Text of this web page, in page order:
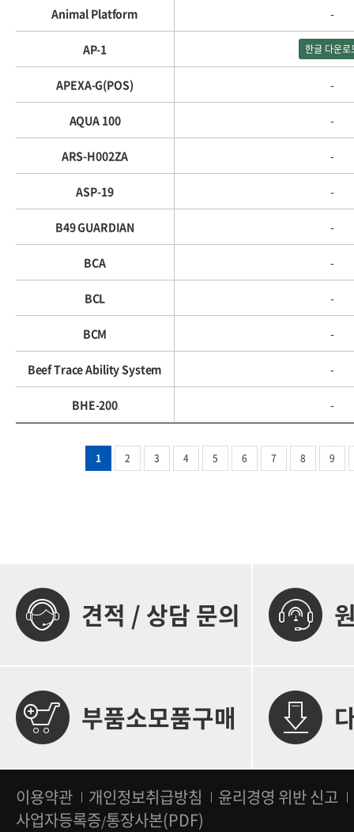
Animal Platform -
AP-1 한글 다운로
APEXA-G(POS) -
AQUA 100 -
ARS-H002ZA -
ASP-19 -
B49 GUARDIAN -
BCA -
BCL -
BCM -
Beef Trace Ability System -
BHE-200 -
1 2 3 4 5 6 7 8 9
견적 / 상담 문의
부품소모품구매
이용약관 개인정보취급방침
윤리경영 위반 신고
사업자등록증/통장사본(PDF)